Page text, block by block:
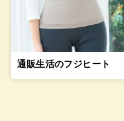
通販生活のフジヒート